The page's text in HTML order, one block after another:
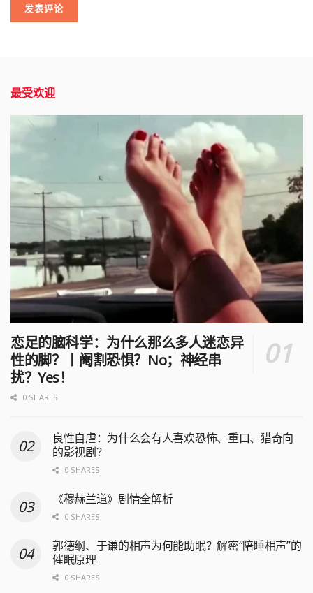
最受欢迎
恋足的脑科学：为什么那么多人迷恋异
性的脚？丨阉割恐惧？No；神经串
扰？Yes！
0 SHARES
良性自虐：为什么会有人喜欢恐怖、重口、猎奇向
的影视剧？
0 SHARES
《穆赫兰道》剧情全解析
0 SHARES
郭德纲、于谦的相声为何能助眠？解密“陪睡相声”的
催眠原理
0 SHARES